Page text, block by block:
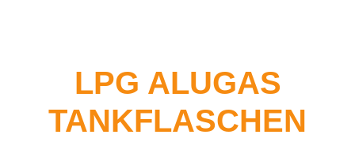
LPG ALUGAS
TANKFLASCHEN